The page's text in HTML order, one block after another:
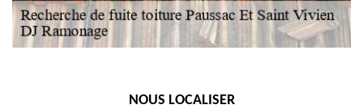
NOUS LOCALISER